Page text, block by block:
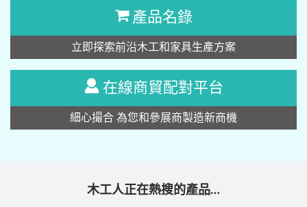
產品名錄
立即探索前沿木工和家具生產方案
在線商貿配對平台
細心撮合 為您和參展商製造新商機
木工人正在熱搜的產品…